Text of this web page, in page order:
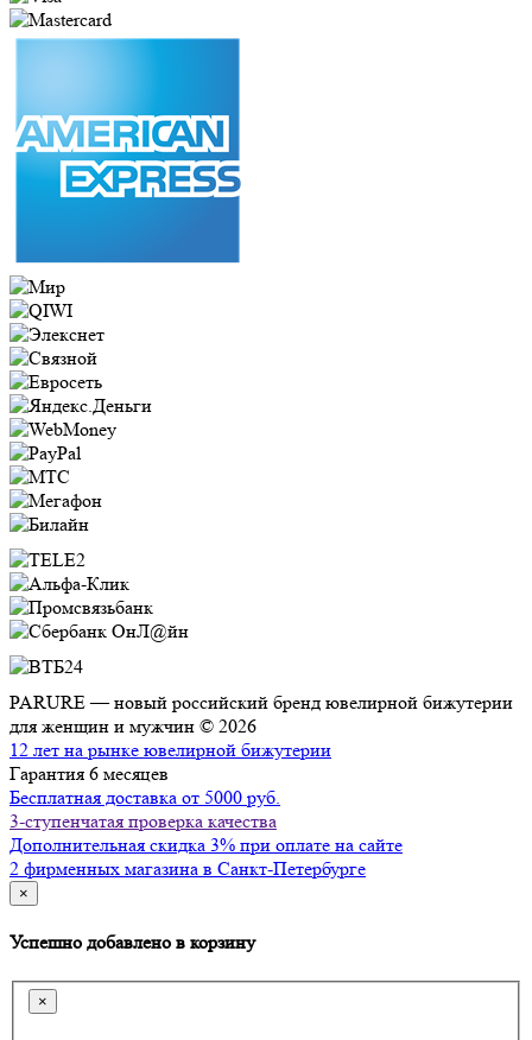
PARURE — новый российский бренд ювелирной бижутерии
для женщин и мужчин © 2026
12 лет на рынке ювелирной бижутерии
Гарантия 6 месяцев
Бесплатная доставка от 5000 руб.
3-ступенчатая проверка качества
Дополнительная скидка 3% при оплате на сайте
2 фирменных магазина в Санкт-Петербурге
×
Успешно добавлено в корзину
×